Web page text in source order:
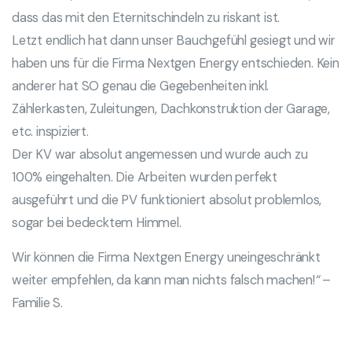
dass das mit den Eternitschindeln zu riskant ist.
Letzt endlich hat dann unser Bauchgefühl gesiegt und wir
haben uns für die Firma Nextgen Energy entschieden. Kein
anderer hat SO genau die Gegebenheiten inkl.
Zählerkasten, Zuleitungen, Dachkonstruktion der Garage,
etc. inspiziert.
Der KV war absolut angemessen und wurde auch zu
100% eingehalten. Die Arbeiten wurden perfekt
ausgeführt und die PV funktioniert absolut problemlos,
sogar bei bedecktem Himmel.
Wir können die Firma Nextgen Energy uneingeschränkt
weiter empfehlen, da kann man nichts falsch machen!“–
Familie S.